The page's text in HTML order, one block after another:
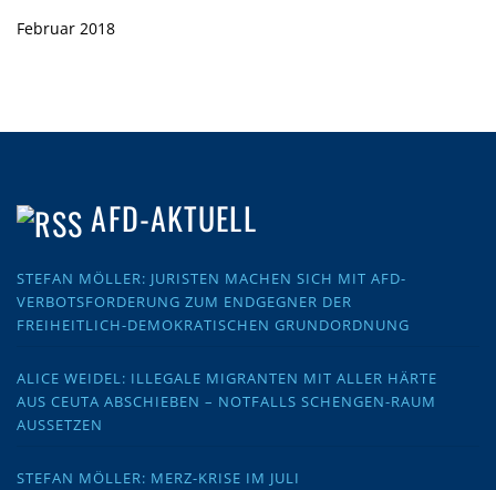
Februar 2018
AFD-AKTUELL
STEFAN MÖLLER: JURISTEN MACHEN SICH MIT AFD-
VERBOTSFORDERUNG ZUM ENDGEGNER DER
FREIHEITLICH-DEMOKRATISCHEN GRUNDORDNUNG
ALICE WEIDEL: ILLEGALE MIGRANTEN MIT ALLER HÄRTE
AUS CEUTA ABSCHIEBEN – NOTFALLS SCHENGEN-RAUM
AUSSETZEN
STEFAN MÖLLER: MERZ-KRISE IM JULI